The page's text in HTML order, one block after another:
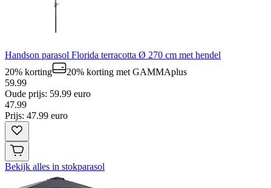
Handson parasol Florida terracotta Ø 270 cm met hendel
20% korting
20% korting met GAMMAplus
59.99
Oude prijs: 59.99 euro
47.99
Prijs: 47.99 euro
Bekijk alles in stokparasol